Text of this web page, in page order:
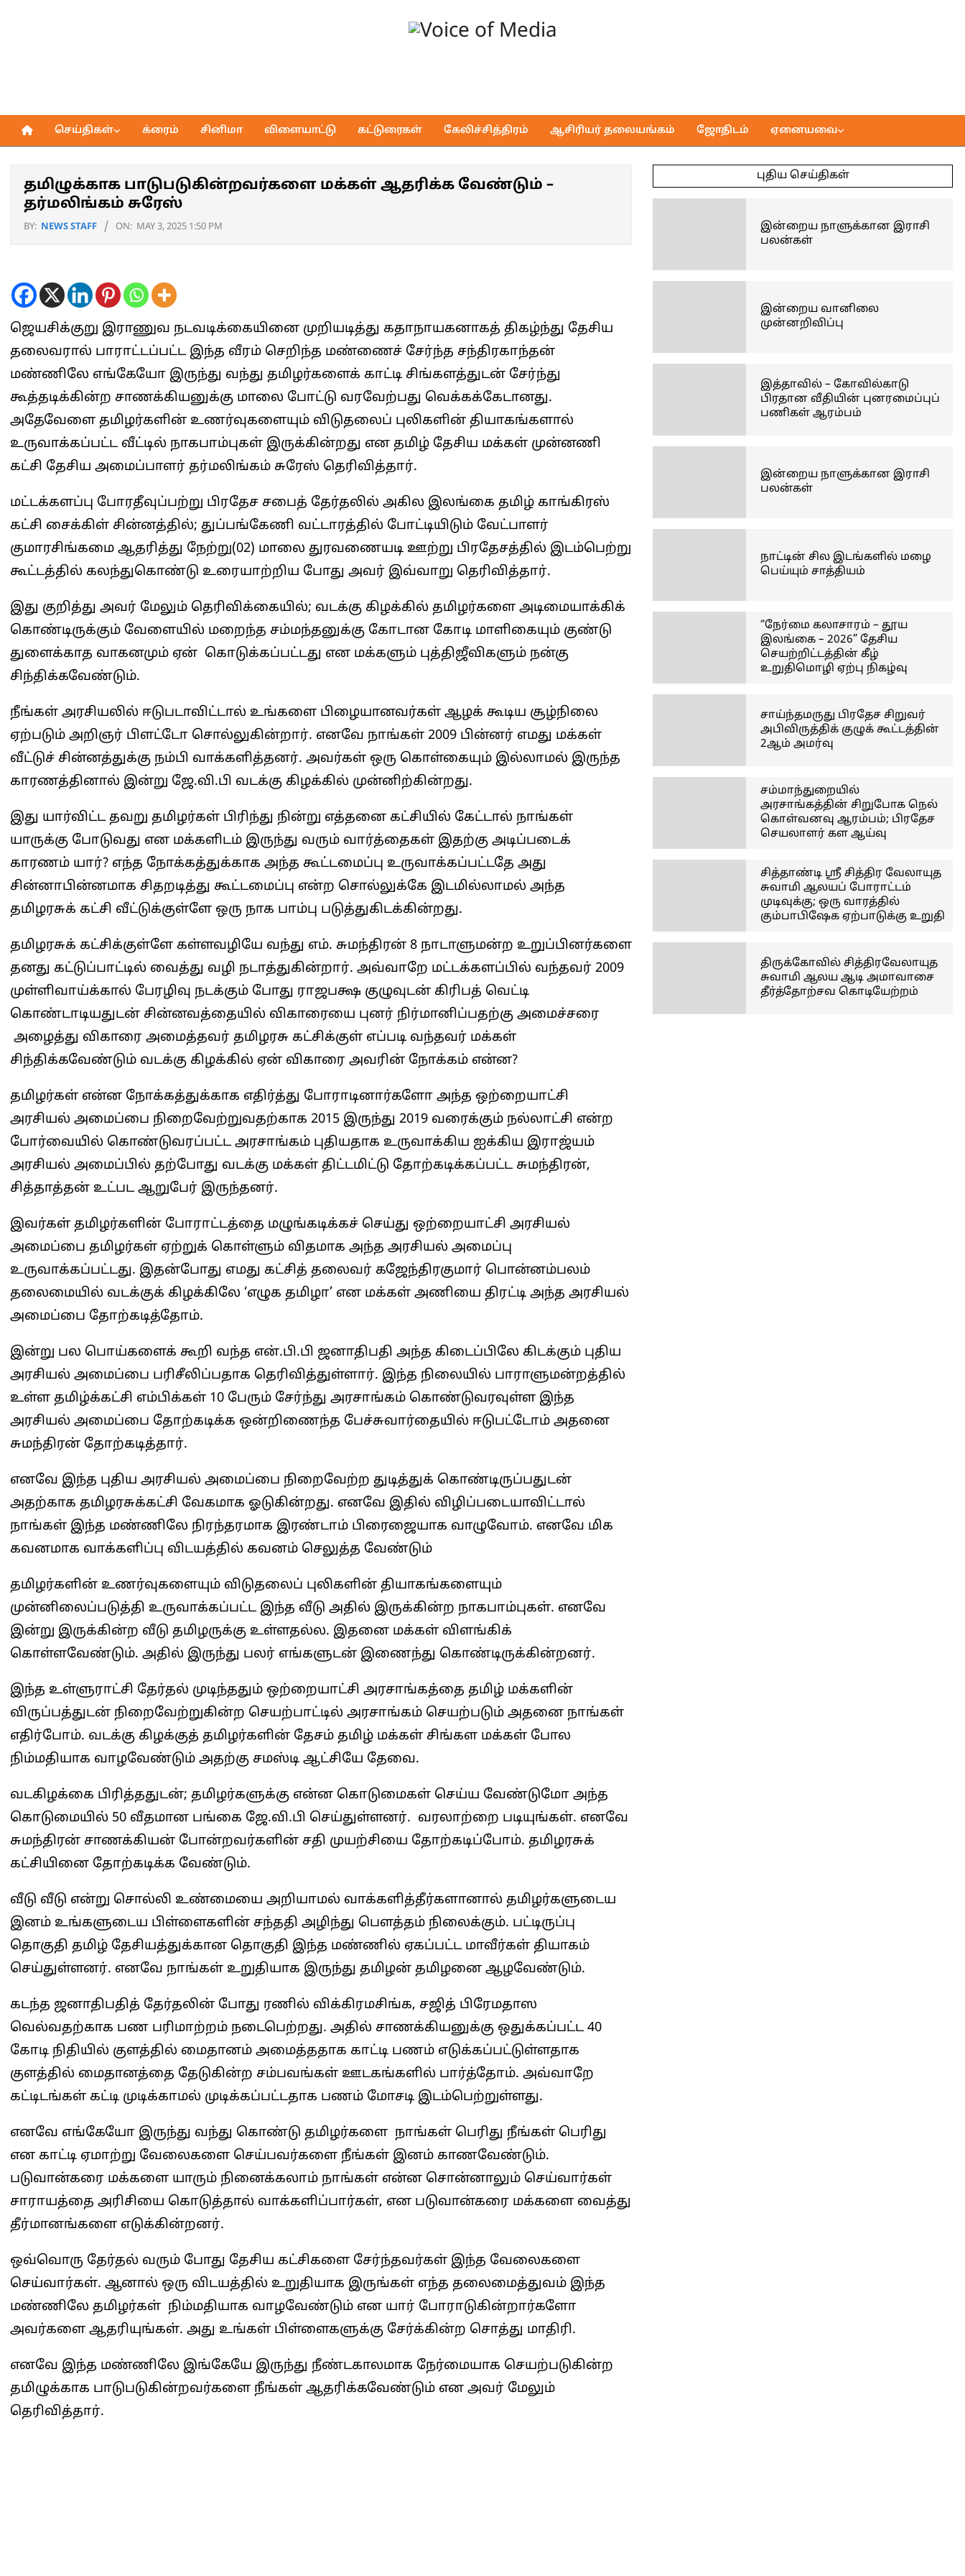
of
Media
Primary
செய்திகள் க்ரைம் சினிமா விளையாட்டு கட்டுரைகள் கேலிச்சித்திரம் ஆசிரியர் தலையங்கம் ஜோதிடம் ஏனையவை
தமிழுக்காக பாடுபடுகின்றவர்களை மக்கள் ஆதரிக்க வேண்டும் –
தர்மலிங்கம் சுரேஸ்
BY: NEWS STAFF ON: MAY 3, 2025 1:50 PM
ஜெயசிக்குறு இராணுவ நடவடிக்கையினை முறியடித்து கதாநாயகனாகத் திகழ்ந்து தேசிய
தலைவரால் பாராட்டப்பட்ட இந்த வீரம் செறிந்த மண்ணைச் சேர்ந்த சந்திரகாந்தன்
மண்ணிலே எங்கேயோ இருந்து வந்து தமிழர்களைக் காட்டி சிங்களத்துடன் சேர்ந்து
கூத்தடிக்கின்ற சாணக்கியனுக்கு மாலை போட்டு வரவேற்பது வெக்கக்கேடானது.
அதேவேளை தமிழர்களின் உணர்வுகளையும் விடுதலைப் புலிகளின் தியாகங்களால்
உருவாக்கப்பட்ட வீட்டில் நாகபாம்புகள் இருக்கின்றது என தமிழ் தேசிய மக்கள் முன்னணி
கட்சி தேசிய அமைப்பாளர் தர்மலிங்கம் சுரேஸ் தெரிவித்தார்.
மட்டக்களப்பு போரதீவுப்பற்று பிரதேச சபைத் தேர்தலில் அகில இலங்கை தமிழ் காங்கிரஸ்
கட்சி சைக்கிள் சின்னத்தில்; துப்பங்கேணி வட்டாரத்தில் போட்டியிடும் வேட்பாளர்
குமாரசிங்கமை ஆதரித்து நேற்று(02) மாலை துரவணையடி ஊற்று பிரதேசத்தில் இடம்பெற்று
கூட்டத்தில் கலந்துகொண்டு உரையாற்றிய போது அவர் இவ்வாறு தெரிவித்தார்.
இது குறித்து அவர் மேலும் தெரிவிக்கையில்; வடக்கு கிழக்கில் தமிழர்களை அடிமையாக்கிக்
கொண்டிருக்கும் வேளையில் மறைந்த சம்மந்தனுக்கு கோடான கோடி மாளிகையும் குண்டு
துளைக்காத வாகனமும் ஏன் கொடுக்கப்பட்டது என மக்களும் புத்திஜீவிகளும் நன்கு
சிந்திக்கவேண்டும்.
நீங்கள் அரசியலில் ஈடுபடாவிட்டால் உங்களை பிழையானவர்கள் ஆழக் கூடிய சூழ்நிலை
ஏற்படும் அறிஞர் பிளட்டோ சொல்லுகின்றார். எனவே நாங்கள் 2009 பின்னர் எமது மக்கள்
வீட்டுச் சின்னத்துக்கு நம்பி வாக்களித்தனர். அவர்கள் ஒரு கொள்கையும் இல்லாமல் இருந்த
காரணத்தினால் இன்று ஜே.வி.பி வடக்கு கிழக்கில் முன்னிற்கின்றது.
இது யார்விட்ட தவறு தமிழர்கள் பிரிந்து நின்று எத்தனை கட்சியில் கேட்டால் நாங்கள்
யாருக்கு போடுவது என மக்களிடம் இருந்து வரும் வார்த்தைகள் இதற்கு அடிப்படைக்
காரணம் யார்? எந்த நோக்கத்துக்காக அந்த கூட்டமைப்பு உருவாக்கப்பட்டதே அது
சின்னாபின்னமாக சிதறடித்து கூட்டமைப்பு என்ற சொல்லுக்கே இடமில்லாமல் அந்த
தமிழரசுக் கட்சி வீட்டுக்குள்ளே ஒரு நாக பாம்பு படுத்துகிடக்கின்றது.
தமிழரசுக் கட்சிக்குள்ளே கள்ளவழியே வந்து எம். சுமந்திரன் 8 நாடாளுமன்ற உறுப்பினர்களை
தனது கட்டுப்பாட்டில் வைத்து வழி நடாத்துகின்றார். அவ்வாறே மட்டக்களப்பில் வந்தவர் 2009
முள்ளிவாய்க்கால் பேரழிவு நடக்கும் போது ராஜபக்ஷ குழுவுடன் கிரிபத் வெட்டி
கொண்டாடியதுடன் சின்னவத்தையில் விகாரையை புனர் நிர்மானிப்பதற்கு அமைச்சரை
அழைத்து விகாரை அமைத்தவர் தமிழரசு கட்சிக்குள் எப்படி வந்தவர் மக்கள்
சிந்திக்கவேண்டும் வடக்கு கிழக்கில் ஏன் விகாரை அவரின் நோக்கம் என்ன?
தமிழர்கள் என்ன நோக்கத்துக்காக எதிர்த்து போராடினார்களோ அந்த ஒற்றையாட்சி
அரசியல் அமைப்பை நிறைவேற்றுவதற்காக 2015 இருந்து 2019 வரைக்கும் நல்லாட்சி என்ற
போர்வையில் கொண்டுவரப்பட்ட அரசாங்கம் புதியதாக உருவாக்கிய ஐக்கிய இராஜ்யம்
அரசியல் அமைப்பில் தற்போது வடக்கு மக்கள் திட்டமிட்டு தோற்கடிக்கப்பட்ட சுமந்திரன்,
சித்தாத்தன் உட்பட ஆறுபேர் இருந்தனர்.
இவர்கள் தமிழர்களின் போராட்டத்தை மழுங்கடிக்கச் செய்து ஒற்றையாட்சி அரசியல்
அமைப்பை தமிழர்கள் ஏற்றுக் கொள்ளும் விதமாக அந்த அரசியல் அமைப்பு
உருவாக்கப்பட்டது. இதன்போது எமது கட்சித் தலைவர் கஜேந்திரகுமார் பொன்னம்பலம்
தலைமையில் வடக்குக் கிழக்கிலே ‘எழுக தமிழா’ என மக்கள் அணியை திரட்டி அந்த அரசியல்
அமைப்பை தோற்கடித்தோம்.
இன்று பல பொய்களைக் கூறி வந்த என்.பி.பி ஜனாதிபதி அந்த கிடைப்பிலே கிடக்கும் புதிய
அரசியல் அமைப்பை பரிசீலிப்பதாக தெரிவித்துள்ளார். இந்த நிலையில் பாராளுமன்றத்தில்
உள்ள தமிழ்க்கட்சி எம்பிக்கள் 10 பேரும் சேர்ந்து அரசாங்கம் கொண்டுவரவுள்ள இந்த
அரசியல் அமைப்பை தோற்கடிக்க ஒன்றிணைந்த பேச்சுவார்தையில் ஈடுபட்டோம் அதனை
சுமந்திரன் தோற்கடித்தார்.
எனவே இந்த புதிய அரசியல் அமைப்பை நிறைவேற்ற துடித்துக் கொண்டிருப்பதுடன்
அதற்காக தமிழரசுக்கட்சி வேகமாக ஓடுகின்றது. எனவே இதில் விழிப்படையாவிட்டால்
நாங்கள் இந்த மண்ணிலே நிரந்தரமாக இரண்டாம் பிரைஜையாக வாழுவோம். எனவே மிக
கவனமாக வாக்களிப்பு விடயத்தில் கவனம் செலுத்த வேண்டும்
தமிழர்களின் உணர்வுகளையும் விடுதலைப் புலிகளின் தியாகங்களையும்
முன்னிலைப்படுத்தி உருவாக்கப்பட்ட இந்த வீடு அதில் இருக்கின்ற நாகபாம்புகள். எனவே
இன்று இருக்கின்ற வீடு தமிழருக்கு உள்ளதல்ல. இதனை மக்கள் விளங்கிக்
கொள்ளவேண்டும். அதில் இருந்து பலர் எங்களுடன் இணைந்து கொண்டிருக்கின்றனர்.
இந்த உள்ளுராட்சி தேர்தல் முடிந்ததும் ஒற்றையாட்சி அரசாங்கத்தை தமிழ் மக்களின்
விருப்பத்துடன் நிறைவேற்றுகின்ற செயற்பாட்டில் அரசாங்கம் செயற்படும் அதனை நாங்கள்
எதிர்போம். வடக்கு கிழக்குத் தமிழர்களின் தேசம் தமிழ் மக்கள் சிங்கள மக்கள் போல
நிம்மதியாக வாழவேண்டும் அதற்கு சமஸ்டி ஆட்சியே தேவை.
வடகிழக்கை பிரித்ததுடன்; தமிழர்களுக்கு என்ன கொடுமைகள் செய்ய வேண்டுமோ அந்த
கொடுமையில் 50 வீதமான பங்கை ஜே.வி.பி செய்துள்ளனர். வரலாற்றை படியுங்கள். எனவே
சுமந்திரன் சாணக்கியன் போன்றவர்களின் சதி முயற்சியை தோற்கடிப்போம். தமிழரசுக்
கட்சியினை தோற்கடிக்க வேண்டும்.
வீடு வீடு என்று சொல்லி உண்மையை அறியாமல் வாக்களித்தீர்களானால் தமிழர்களுடைய
இனம் உங்களுடைய பிள்ளைகளின் சந்ததி அழிந்து பௌத்தம் நிலைக்கும். பட்டிருப்பு
தொகுதி தமிழ் தேசியத்துக்கான தொகுதி இந்த மண்ணில் ஏகப்பட்ட மாவீர்கள் தியாகம்
செய்துள்ளனர். எனவே நாங்கள் உறுதியாக இருந்து தமிழன் தமிழனை ஆழவேண்டும்.
கடந்த ஜனாதிபதித் தேர்தலின் போது ரணில் விக்கிரமசிங்க, சஜித் பிரேமதாஸ
வெல்வதற்காக பண பரிமாற்றம் நடைபெற்றது. அதில் சாணக்கியனுக்கு ஒதுக்கப்பட்ட 40
கோடி நிதியில் குளத்தில் மைதானம் அமைத்ததாக காட்டி பணம் எடுக்கப்பட்டுள்ளதாக
குளத்தில் மைதானத்தை தேடுகின்ற சம்பவங்கள் ஊடகங்களில் பார்த்தோம். அவ்வாறே
கட்டிடங்கள் கட்டி முடிக்காமல் முடிக்கப்பட்டதாக பணம் மோசடி இடம்பெற்றுள்ளது.
எனவே எங்கேயோ இருந்து வந்து கொண்டு தமிழர்களை நாங்கள் பெரிது நீங்கள் பெரிது
என காட்டி ஏமாற்று வேலைகளை செய்பவர்களை நீங்கள் இனம் காணவேண்டும்.
படுவான்கரை மக்களை யாரும் நினைக்கலாம் நாங்கள் என்ன சொன்னாலும் செய்வார்கள்
சாராயத்தை அரிசியை கொடுத்தால் வாக்களிப்பார்கள், என படுவான்கரை மக்களை வைத்து
தீர்மானங்களை எடுக்கின்றனர்.
ஒவ்வொரு தேர்தல் வரும் போது தேசிய கட்சிகளை சேர்ந்தவர்கள் இந்த வேலைகளை
செய்வார்கள். ஆனால் ஒரு விடயத்தில் உறுதியாக இருங்கள் எந்த தலைமைத்துவம் இந்த
மண்ணிலே தமிழர்கள் நிம்மதியாக வாழவேண்டும் என யார் போராடுகின்றார்களோ
அவர்களை ஆதரியுங்கள். அது உங்கள் பிள்ளைகளுக்கு சேர்க்கின்ற சொத்து மாதிரி.
எனவே இந்த மண்ணிலே இங்கேயே இருந்து நீண்டகாலமாக நேர்மையாக செயற்படுகின்ற
தமிழுக்காக பாடுபடுகின்றவர்களை நீங்கள் ஆதரிக்கவேண்டும் என அவர் மேலும்
தெரிவித்தார்.
புதிய செய்திகள்
இன்றைய நாளுக்கான இராசி
பலன்கள்
இன்றைய வானிலை
முன்னறிவிப்பு
இத்தாவில் – கோவில்காடு
பிரதான வீதியின் புனரமைப்புப்
பணிகள் ஆரம்பம்
இன்றைய நாளுக்கான இராசி
பலன்கள்
நாட்டின் சில இடங்களில் மழை
பெய்யும் சாத்தியம்
“நேர்மை கலாசாரம் – தூய
இலங்கை – 2026” தேசிய
செயற்றிட்டத்தின் கீழ்
உறுதிமொழி ஏற்பு நிகழ்வு
சாய்ந்தமருது பிரதேச சிறுவர்
அபிவிருத்திக் குழுக் கூட்டத்தின்
2ஆம் அமர்வு
சம்மாந்துறையில்
அரசாங்கத்தின் சிறுபோக நெல்
கொள்வனவு ஆரம்பம்; பிரதேச
செயலாளர் கள ஆய்வு
சித்தாண்டி ஸ்ரீ சித்திர வேலாயுத
சுவாமி ஆலயப் போராட்டம்
முடிவுக்கு; ஒரு வாரத்தில்
கும்பாபிஷேக ஏற்பாடுக்கு உறுதி
திருக்கோவில் சித்திரவேலாயுத
சுவாமி ஆலய ஆடி அமாவாசை
தீர்த்தோற்சவ கொடியேற்றம்